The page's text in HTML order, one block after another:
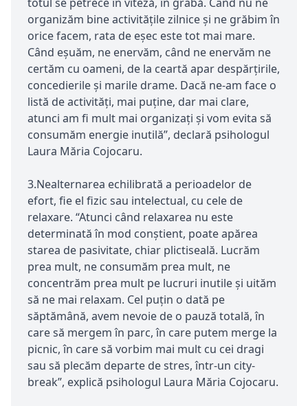
organizăm bine activitățile zilnice și ne grăbim în
orice facem, rata de eșec este tot mai mare.
Când eșuăm, ne enervăm, când ne enervăm ne
certăm cu oameni, de la ceartă apar despărțirile,
concedierile și marile drame. Dacă ne-am face o
listă de activități, mai puține, dar mai clare,
atunci am fi mult mai organizați și vom evita să
consumăm energie inutilă”, declară psihologul
Laura Măria Cojocaru.
3.Nealternarea echilibrată a perioadelor de
efort, fie el fizic sau intelectual, cu cele de
relaxare. “Atunci când relaxarea nu este
determinată în mod conștient, poate apărea
starea de pasivitate, chiar plictiseală. Lucrăm
prea mult, ne consumăm prea mult, ne
concentrăm prea mult pe lucruri inutile și uităm
să ne mai relaxam. Cel puțin o dată pe
săptămână, avem nevoie de o pauză totală, în
care să mergem în parc, în care putem merge la
picnic, în care să vorbim mai mult cu cei dragi
sau să plecăm departe de stres, într-un city-
break”, explică psihologul Laura Măria Cojocaru.